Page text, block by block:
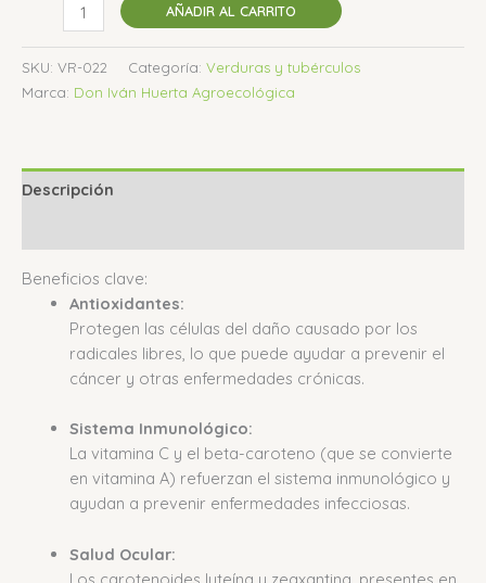
AÑADIR AL CARRITO
SKU: VR-022 Categoría: Verduras y tubérculos
Marca: Don Iván Huerta Agroecológica
Descripción
Beneficios clave:
Antioxidantes:
Protegen las células del daño causado por los
radicales libres, lo que puede ayudar a prevenir el
cáncer y otras enfermedades crónicas.
Sistema Inmunológico:
La vitamina C y el beta-caroteno (que se convierte
en vitamina A) refuerzan el sistema inmunológico y
ayudan a prevenir enfermedades infecciosas.
Salud Ocular: